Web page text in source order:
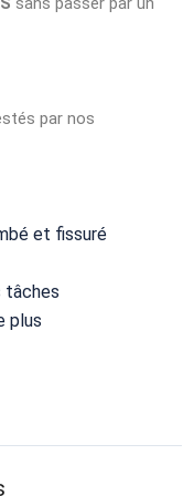
par nos
et fissuré
tâches
plus